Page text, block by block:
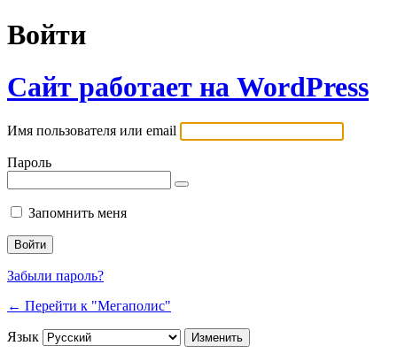
Войти
Сайт работает на WordPress
Имя пользователя или email
Пароль
Запомнить меня
Забыли пароль?
← Перейти к "Мегаполис"
Язык